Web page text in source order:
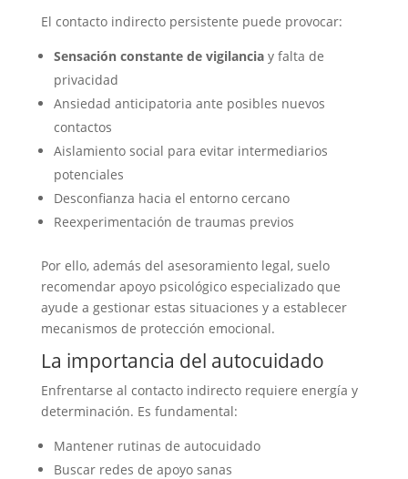
El contacto indirecto persistente puede provocar:
Sensación constante de vigilanciay falta de
privacidad
Ansiedad anticipatoria ante posibles nuevos
contactos
Aislamiento social para evitar intermediarios
potenciales
Desconfianza hacia el entorno cercano
Reexperimentación de traumas previos
Por ello, además del asesoramiento legal, suelo
recomendar apoyo psicológico especializado que
ayude a gestionar estas situaciones y a establecer
mecanismos de protección emocional.
La importancia del autocuidado
Enfrentarse al contacto indirecto requiere energía y
determinación. Es fundamental:
Mantener rutinas de autocuidado
Buscar redes de apoyo sanas